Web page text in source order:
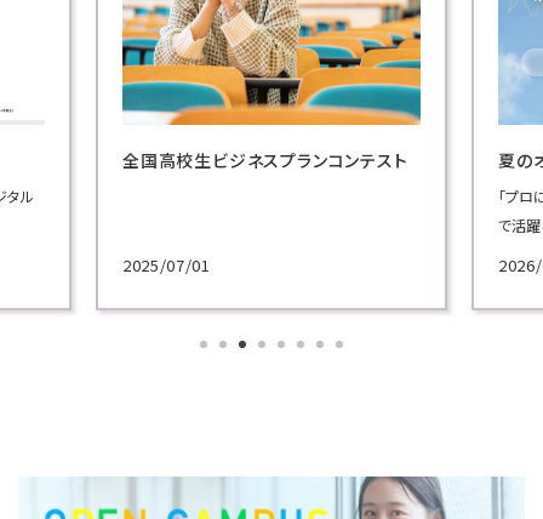
タル
全国高校生ビジネスプランコンテスト
2025/07/01
夏の
「プ
で活
講義を